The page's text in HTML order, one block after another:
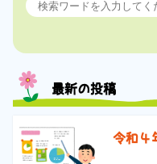
最新の投稿
令和４